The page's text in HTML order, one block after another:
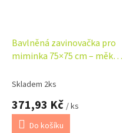
Bavlněná zavinovačka pro
miminka 75×75 cm – měkká,
béžoví
Skladem 2ks
371,93 Kč / ks
Do košíku